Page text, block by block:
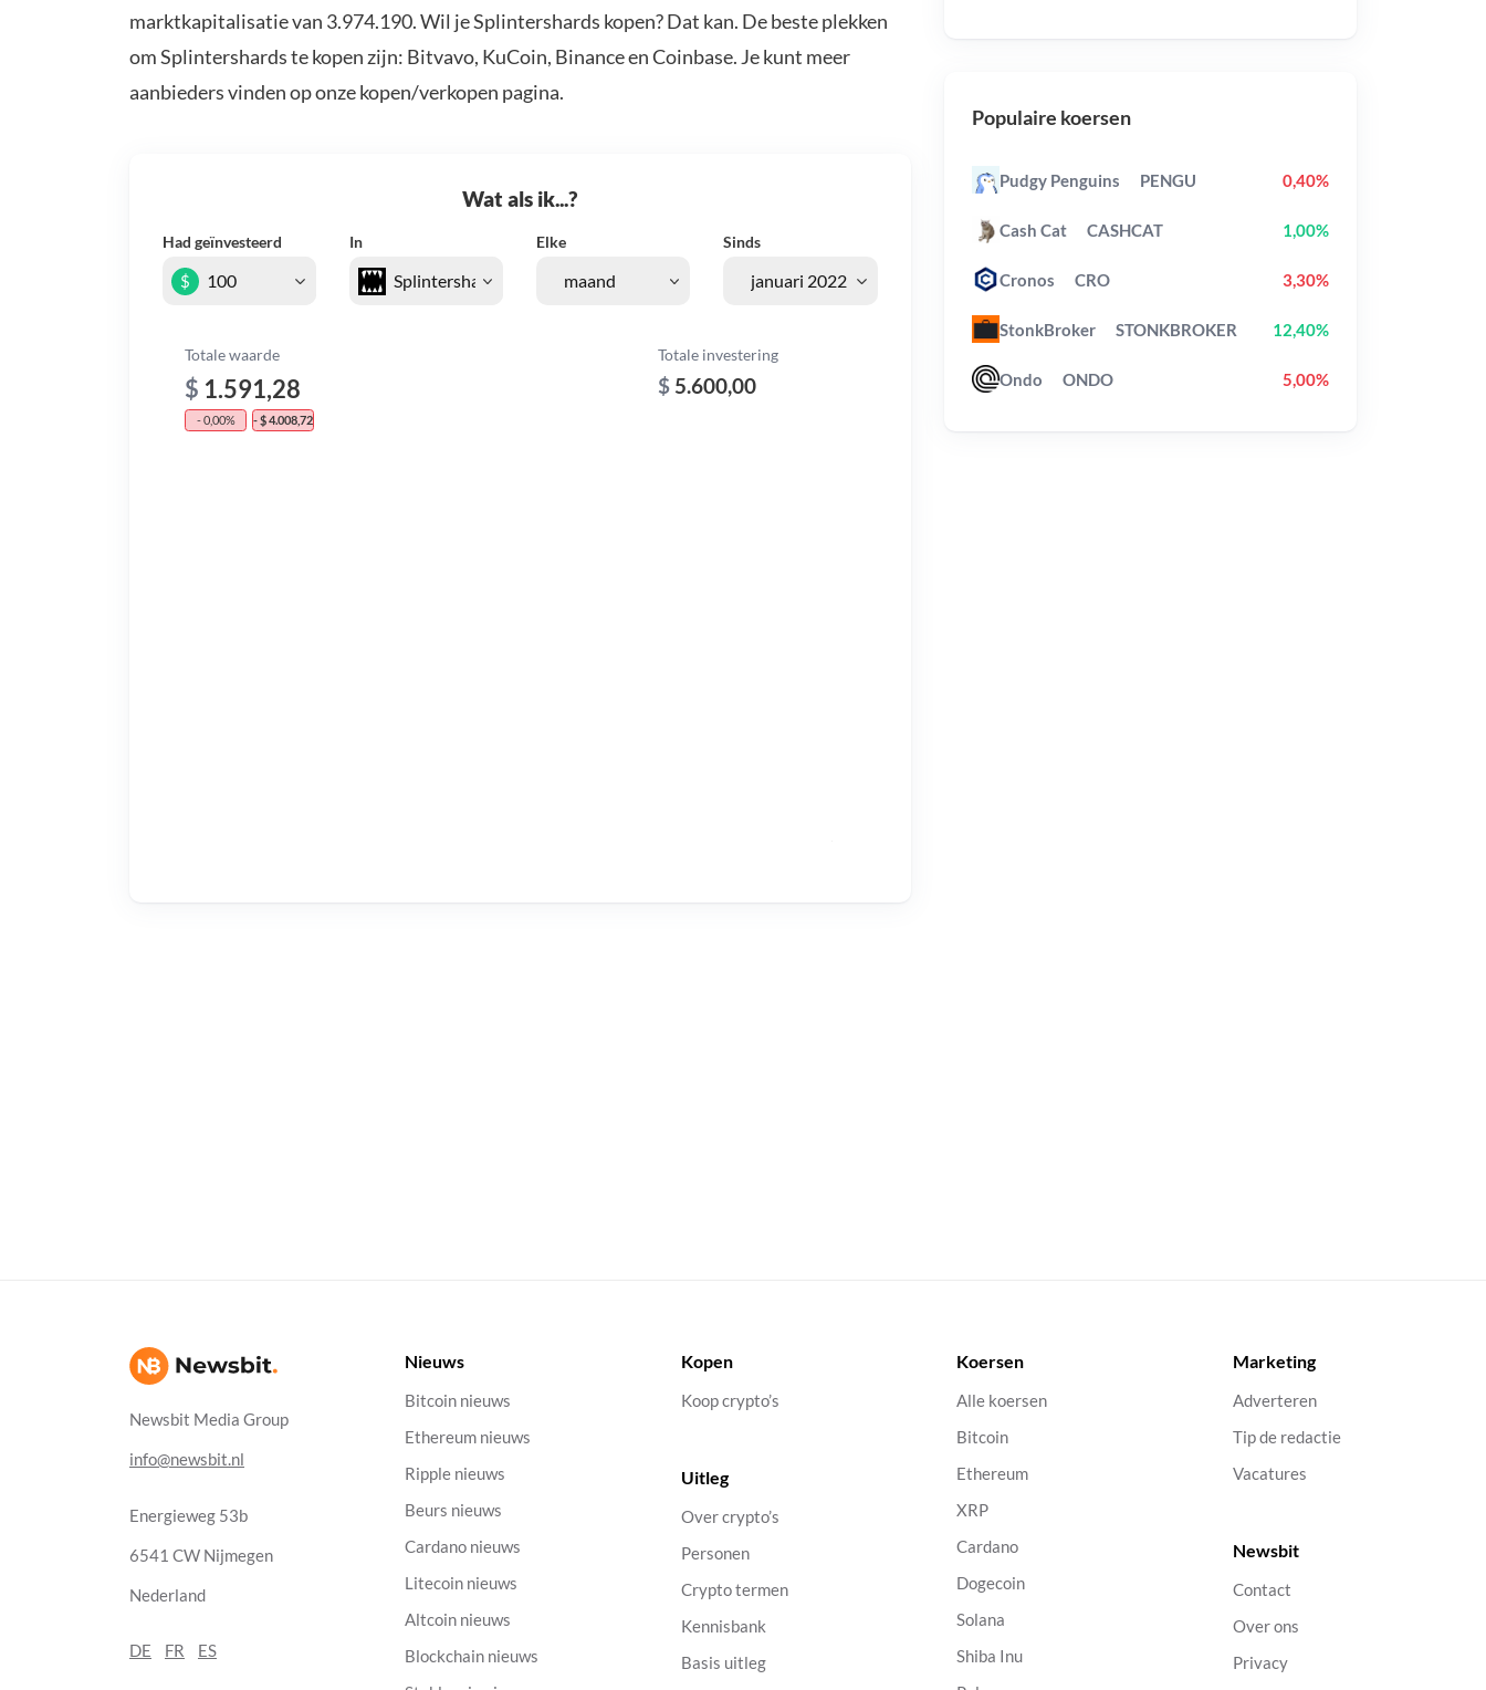
marktkapitalisatie van 3.974.190. Wil je Splintershards kopen? Dat kan. De beste plekken
om Splintershards te kopen zijn: Bitvavo, KuCoin, Binance en Coinbase. Je kunt meer
aanbieders vinden op onze kopen/verkopen pagina.
Wat als ik...?
Had geïnvesteerd In Elke Sinds
$
Totale waarde
$ 1.591,28
- 0,00% - $ 4.008,72
Totale investering
$ 5.600,00
Populaire koersen
Pudgy Penguins PENGU 0,40%
Cash Cat CASHCAT 1,00%
Cronos CRO 3,30%
StonkBroker STONKBROKER 12,40%
Ondo ONDO 5,00%
Newsbit Media Group
info@newsbit.nl
Energieweg 53b
6541 CW Nijmegen
Nederland
DE FR ES
Nieuws
Bitcoin nieuws
Ethereum nieuws
Ripple nieuws
Beurs nieuws
Cardano nieuws
Litecoin nieuws
Altcoin nieuws
Blockchain nieuws
Kopen
Koop crypto’s
Uitleg
Over crypto’s
Personen
Crypto termen
Kennisbank
Basis uitleg
Koersen
Alle koersen
Bitcoin
Ethereum
XRP
Cardano
Dogecoin
Solana
Shiba Inu
Marketing
Adverteren
Tip de redactie
Vacatures
Newsbit
Contact
Over ons
Privacy